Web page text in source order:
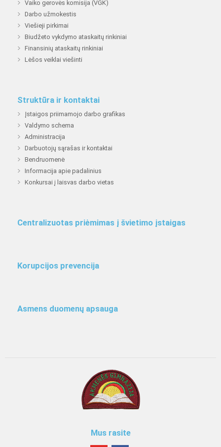
Vaiko gerovės komisija (VGK)
Darbo užmokestis
Viešieji pirkimai
Biudžeto vykdymo ataskaitų rinkiniai
Finansinių ataskaitų rinkiniai
Lėšos veiklai viešinti
Struktūra ir kontaktai
Įstaigos priimamojo darbo grafikas
Valdymo schema
Administracija
Darbuotojų sąrašas ir kontaktai
Bendruomenė
Informacija apie padalinius
Konkursai į laisvas darbo vietas
Centralizuotas priėmimas į švietimo įstaigas
Korupcijos prevencija
Asmens duomenų apsauga
Mus rasite